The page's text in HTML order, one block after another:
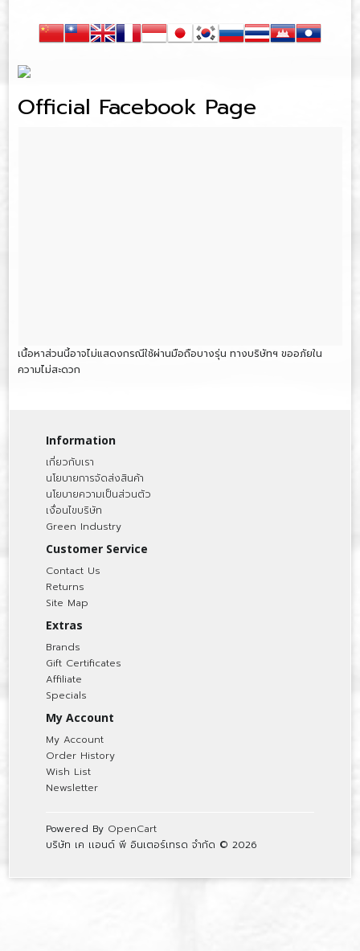
Official Facebook Page
เนื้อหาส่วนนี้อาจไม่แสดงกรณีใช้ผ่านมือถือบางรุ่น ทางบริษัทฯ ขออภัยใน
ความไม่สะดวก
Information
เกี่ยวกับเรา
นโยบายการจัดส่งสินค้า
นโยบายความเป็นส่วนตัว
เงื่อนไขบริษัท
Green Industry
Customer Service
Contact Us
Returns
Site Map
Extras
Brands
Gift Certificates
Affiliate
Specials
My Account
My Account
Order History
Wish List
Newsletter
Powered By OpenCart
บริษัท เค เเอนด์ พี อินเตอร์เทรด จำกัด © 2026